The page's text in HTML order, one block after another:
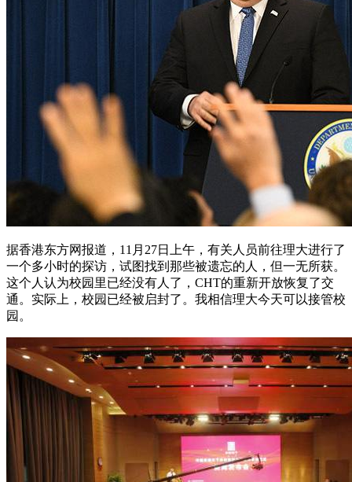
据香港东方网报道，11月27日上午，有关人员前往理大进行了
一个多小时的探访，试图找到那些被遗忘的人，但一无所获。
这个人认为校园里已经没有人了，CHT的重新开放恢复了交
通。实际上，校园已经被启封了。我相信理大今天可以接管校
园。